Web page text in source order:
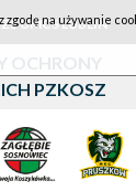
UMCS LUBLIN
OCHRONY
PZKOSZ
na używanie